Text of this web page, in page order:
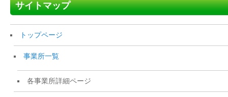
サイトマップ
トップページ
事業所一覧
各事業所詳細ページ